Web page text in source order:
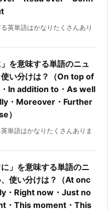
英単語はかなりたくさんあり
を意味する単語のニュ
い分けは？（On top of
In addition to・As well
・Moreover・Further
）
単語はかなりたくさんありま
」を意味する単語のニ
使い分けは？（At onc
・Right now・Just no
・This moment・This